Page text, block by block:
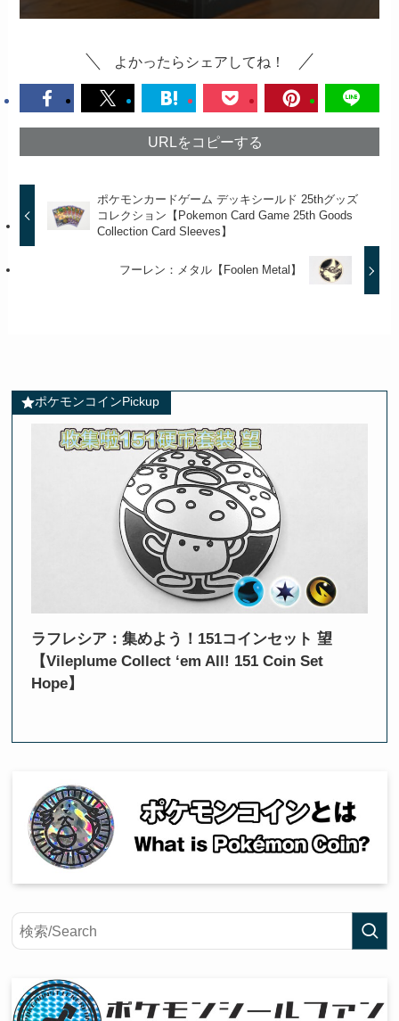
よかったらシェアしてね！
URLをコピーする
ポケモンカードゲーム デッキシールド 25thグッズ
コレクション【Pokemon Card Game 25th Goods
Collection Card Sleeves】
フーレン：メタル【Foolen Metal】
ポケモンコインPickup
ラフレシア：集めよう！151コインセット 望
【Vileplume Collect ‘em All! 151 Coin Set
Hope】